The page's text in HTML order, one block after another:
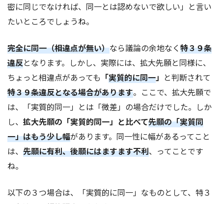
密に同じでなければ、同一とは認めないで欲しい」と言い
たいところでしょうね。
完全に同一（相違点が無い）なら議論の余地なく特３９条
違反となります。しかし、実際には、拡大先願と同様に、
ちょっと相違点があっても 「実質的に同一」 と判断されて
特３９条違反となる場合があります。ここで、拡大先願で
は、「実質的同一」とは「微差」の場合だけでした。しか
し、 拡大先願の「実質的同一」と比べて先願の「実質同
一」はもう少し幅があります。同一性に幅があるってこと
は、 先願に有利、後願にはますます不利、ってことです
ね。
以下の３つ場合は、「実質的に同一」なものとして、特３